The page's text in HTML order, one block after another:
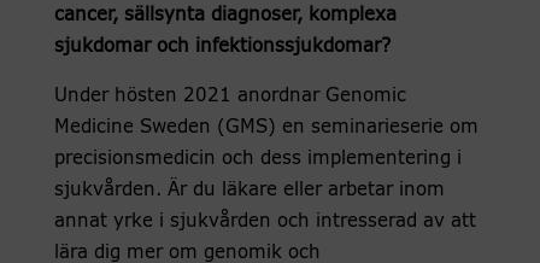
cancer, sällsynta diagnoser, komplexa
sjukdomar och infektionssjukdomar?
Under hösten 2021 anordnar Genomic
Medicine Sweden (GMS) en seminarieserie om
precisionsmedicin och dess implementering i
sjukvården. Är du läkare eller arbetar inom
annat yrke i sjukvården och intresserad av att
lära dig mer om genomik och